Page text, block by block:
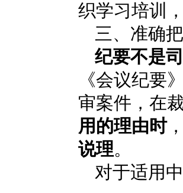
织学习培训
三、准确
纪要不是
《会议纪要
审案件，在
用的理由时
说理。
对于适用